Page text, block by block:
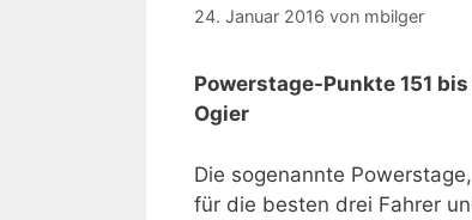
24. Januar 2016 von mbilger
Powerstage-Punkte 151
Ogier
Die sogenannte
für die besten drei Fahrer